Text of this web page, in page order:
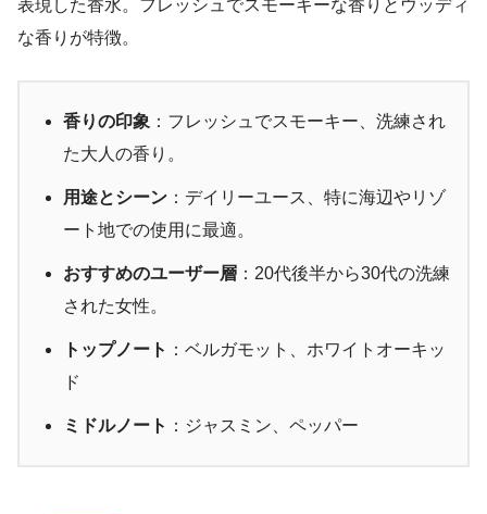
表現した香水。フレッシュでスモーキーな香りとウッディ
な香りが特徴。
香りの印象 ：フレッシュでスモーキー、洗練され
た大人の香り。
用途とシーン ：デイリーユース、特に海辺やリゾ
ート地での使用に最適。
おすすめのユーザー層 ：20代後半から30代の洗練
された女性。
トップノート ：ベルガモット、ホワイトオーキッ
ド
ミドルノート ：ジャスミン、ペッパー